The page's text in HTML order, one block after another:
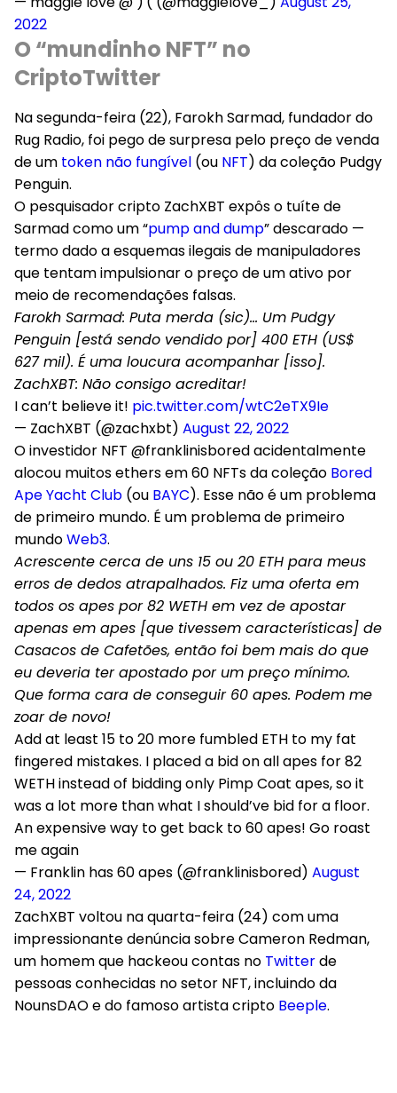
2022
O “mundinho NFT” no
CriptoTwitter
Na segunda-feira (22), Farokh Sarmad, fundador do
Rug Radio, foi pego de surpresa pelo preço de venda
de um token não fungível (ou NFT) da coleção Pudgy
Penguin.
O pesquisador cripto ZachXBT expôs o tuíte de
Sarmad como um “pump and dump” descarado —
termo dado a esquemas ilegais de manipuladores
que tentam impulsionar o preço de um ativo por
meio de recomendações falsas.
Farokh Sarmad: Puta merda (sic)… Um Pudgy
Penguin [está sendo vendido por] 400 ETH (US$
627 mil). É uma loucura acompanhar [isso].
ZachXBT: Não consigo acreditar!
I can’t believe it! pic.twitter.com/wtC2eTX9Ie
— ZachXBT (@zachxbt) August 22, 2022
O investidor NFT @franklinisbored acidentalmente
alocou muitos ethers em 60 NFTs da coleção Bored
Ape Yacht Club (ou BAYC). Esse não é um problema
de primeiro mundo. É um problema de primeiro
mundoWeb3.
Acrescente cerca de uns 15 ou 20 ETH para meus
erros de dedos atrapalhados. Fiz uma oferta em
todos os apes por 82 WETH em vez de apostar
apenas em apes [que tivessem características] de
Casacos de Cafetões, então foi bem mais do que
eu deveria ter apostado por um preço mínimo.
Que forma cara de conseguir 60 apes. Podem me
zoar de novo!
Add at least 15 to 20 more fumbled ETH to my fat
fingered mistakes. I placed a bid on all apes for 82
WETH instead of bidding only Pimp Coat apes, so it
was a lot more than what I should’ve bid for a floor.
An expensive way to get back to 60 apes! Go roast
me again
— Franklin has 60 apes (@franklinisbored) August
24, 2022
ZachXBT voltou na quarta-feira (24) com uma
impressionante denúncia sobre Cameron Redman,
um homem que hackeou contas no Twitterde
pessoas conhecidas no setor NFT, incluindo da
NounsDAO e do famoso artista cripto Beeple.